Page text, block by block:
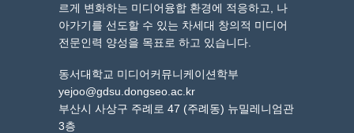
르게 변화하는 미디어융합 환경에 적응하고, 나
아가기를 선도할 수 있는 차세대 창의적 미디어
전문인력 양성을 목표로 하고 있습니다.
동서대학교 미디어커뮤니케이션학부
yejoo@gdsu.dongseo.ac.kr
부산시 사상구 주례로 47 (주례동) 뉴밀레니엄관
3층